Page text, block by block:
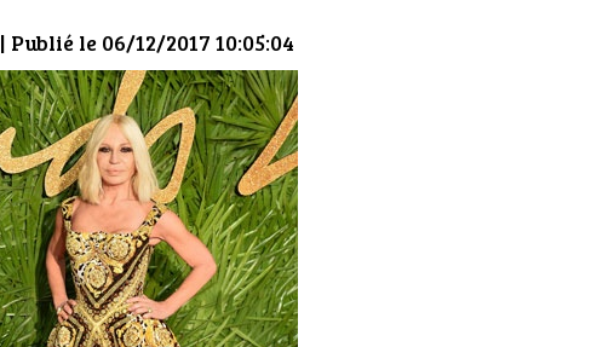
| Publié le 06/12/2017 10:05:04